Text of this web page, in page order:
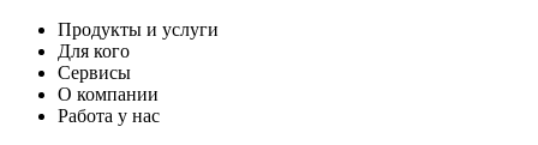
Продукты и услуги
Для кого
Сервисы
О компании
Работа у нас